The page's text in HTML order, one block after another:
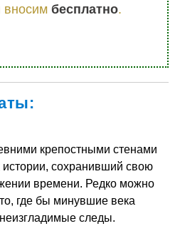
вносим бесплатно.
крепостными стенами
истории, сохранивший свою
времени. Редко можно
где бы минувшие века
следы.